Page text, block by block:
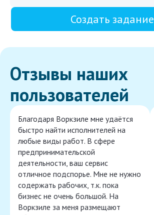
Создать задание
Отзывы наших
пользователей
Благодаря Воркзиле мне удаётся
быстро найти исполнителей на
любые виды работ. В сфере
предпринимательской
деятельности, ваш сервис
отличное подспорье. Мне не нужно
содержать рабочих, т.к. пока
бизнес не очень большой. На
Воркзиле за меня размещают